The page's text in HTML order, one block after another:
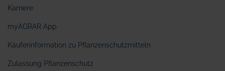
Karriere
myAGRAR App
Käuferinformation zu Pflanzenschutzmitteln
Zulassung Pflanzenschutz